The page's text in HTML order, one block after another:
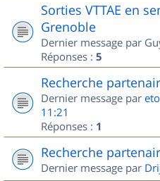
Sorties VTTAE en
Grenoble
Dernier message par
Réponses : 5
Recherche
Dernier message par
11:21
Réponses : 1
Recherche
Dernier message par